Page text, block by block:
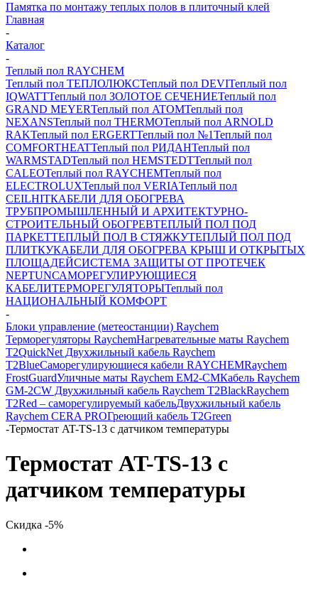
Памятка по монтажу теплых полов в плиточный клей
Главная
-
Каталог
-
Теплый пол RAYCHEM
Теплый пол ТЕПЛОЛЮКСТеплый пол DEVIТеплый пол
IQWATTТеплый пол ЗОЛОТОЕ СЕЧЕНИЕТеплый пол
GRAND MEYERТеплый пол ATOMТеплый пол
NEXANSТеплый пол THERMOТеплый пол ARNOLD
RAKТеплый пол ERGERTТеплый пол №1Теплый пол
COMFORTHEATТеплый пол РИДАНТеплый пол
WARMSTADТеплый пол HEMSTEDTТеплый пол
CALEOТеплый пол RAYCHEMТеплый пол
ELECTROLUXТеплый пол VERIAТеплый пол
CEILHITКАБЕЛИ ДЛЯ ОБОГРЕВА
ТРУБПРОМЫШЛЕННЫЙ И АРХИТЕКТУРНО-
СТРОИТЕЛЬНЫЙ ОБОГРЕВТЕПЛЫЙ ПОЛ ПОД
ПАРКЕТТЕПЛЫЙ ПОЛ В СТЯЖКУТЕПЛЫЙ ПОЛ ПОД
ПЛИТКУКАБЕЛИ ДЛЯ ОБОГРЕВА КРЫШ И ОТКРЫТЫХ
ПЛОЩАДЕЙСИСТЕМА ЗАЩИТЫ ОТ ПРОТЕЧЕК
NEPTUNСАМОРЕГУЛИРУЮЩИЕСЯ
КАБЕЛИТЕРМОРЕГУЛЯТОРЫТеплый пол
НАЦИОНАЛЬНЫЙ КОМФОРТ
-
Блоки управление (метеостанции) Raychem
Терморегуляторы RaychemНагревательные маты Raychem
T2QuickNet Двухжильный кабель Raychem
T2BlueСаморегулирующиеся кабели RAYCHEMRaychem
FrostGuardУличные маты Raychem EM2-CMКабель Raychem
GM-2CW Двухжильный кабель Raychem T2BlackRaychem
T2Red – саморегулируемый кабельДвухжильный кабель
Raychem CERA PROГреющий кабель T2Green
-Термостат AT-TS-13 с датчиком температуры
Термостат AT-TS-13 с
датчиком температуры
Скидка -5%